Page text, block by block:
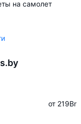
на самолет
от 219Br